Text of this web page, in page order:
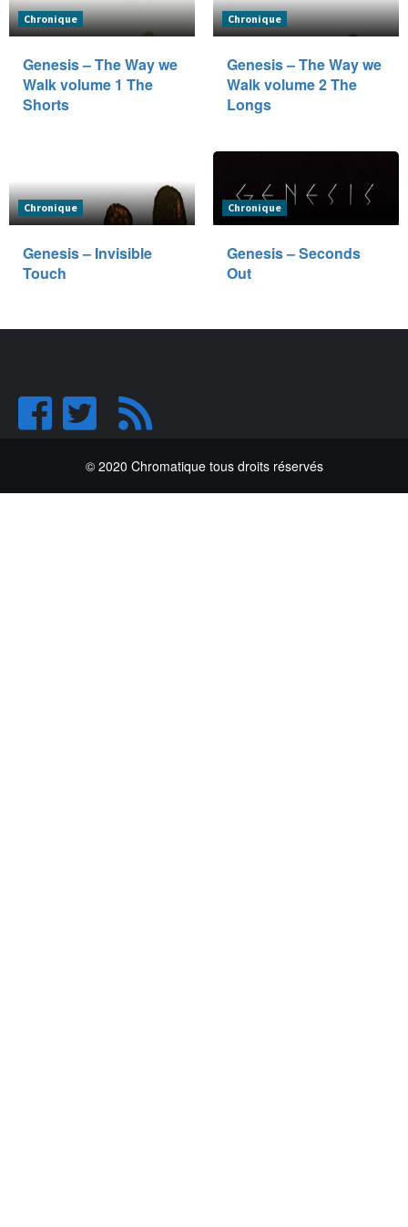
Chronique
Genesis – The Way we
Walk volume 1 The
Shorts
Chronique
Genesis – The Way we
Walk volume 2 The
Longs
Chronique
Genesis – Invisible
Touch
Chronique
Genesis – Seconds
Out
© 2020 Chromatique tous droits réservés